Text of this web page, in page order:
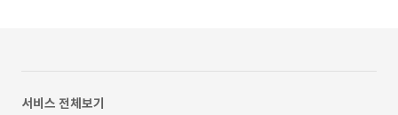
서비스 전체보기